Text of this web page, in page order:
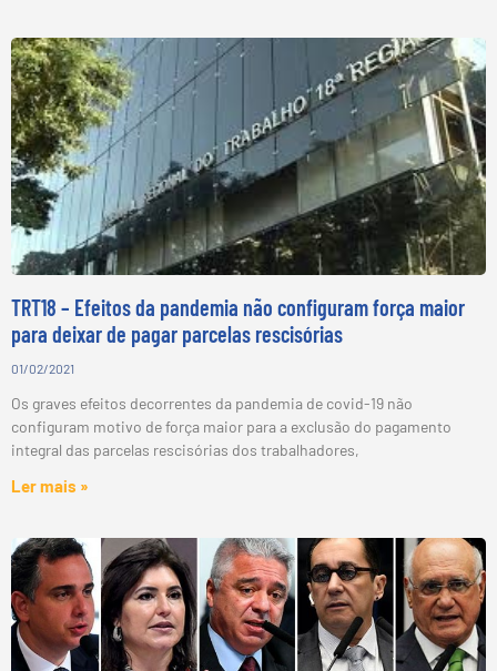
TRT18 – Efeitos da pandemia não configuram força maior
para deixar de pagar parcelas rescisórias
01/02/2021
Os graves efeitos decorrentes da pandemia de covid-19 não
configuram motivo de força maior para a exclusão do pagamento
integral das parcelas rescisórias dos trabalhadores,
Ler mais »